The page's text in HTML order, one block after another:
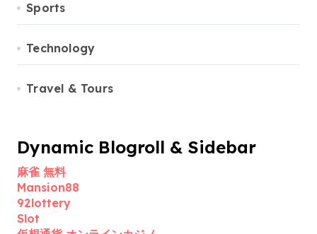
Sports
Technology
Travel & Tours
Dynamic Blogroll & Sidebar
麻雀 無料
Mansion88
92lottery
Slot